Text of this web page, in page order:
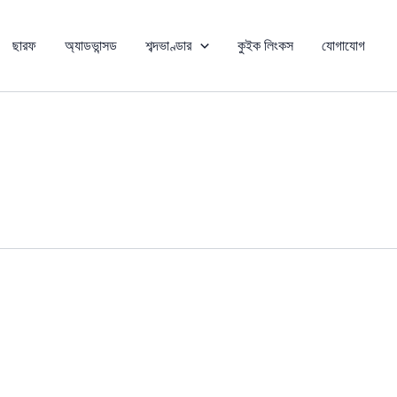
ছারফ অ্যাডভান্সড শব্দভাণ্ডার কুইক লিংকস যোগাযোগ